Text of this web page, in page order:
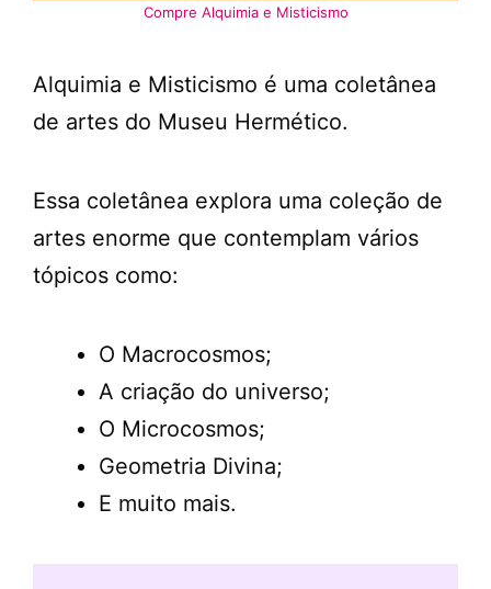
Compre Alquimia e Misticismo
Alquimia e Misticismo é uma coletânea
de artes do Museu Hermético.
Essa coletânea explora uma coleção de
artes enorme que contemplam vários
tópicos como:
O Macrocosmos;
A criação do universo;
O Microcosmos;
Geometria Divina;
E muito mais.